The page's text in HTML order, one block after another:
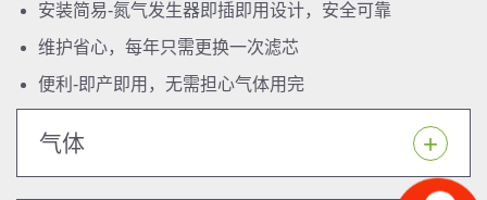
安装简易-氮气发生器即插即用设计，安全可靠
维护省心，每年只需更换一次滤芯
便利-即产即用，无需担心气体用完
气体